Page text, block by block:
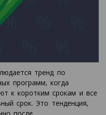
тренд по
программ, когда
к коротким срокам и все
срок. Это тенденция,